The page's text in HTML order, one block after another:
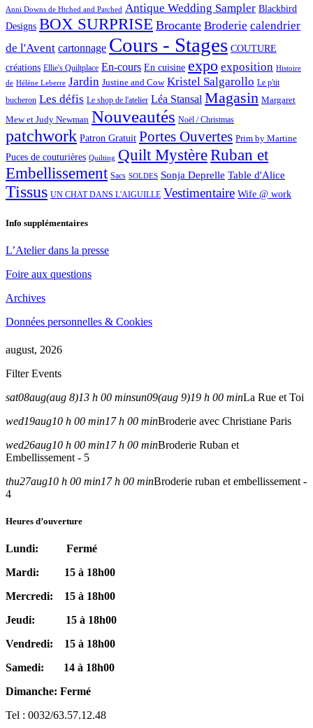
Anni Downs de Htched and Patched Antique Wedding Sampler Blackbird
Designs BOX SURPRISE Brocante Broderie calendrier
de l'Avent cartonnage Cours - Stages COUTURE
créations Ellie's Quiltplace En-cours En cuisine expo exposition Histoire
de Hélène Leberre Jardin Justine and Cow Kristel Salgarollo Le p'tit
bucheron Les défis Le shop de l'atelier Léa Stansal Magasin Margaret
Mew et Judy Newman Nouveautés Noël / Christmas
patchwork Patron Gratuit Portes Ouvertes Prim by Martine
Puces de couturières Quilting Quilt MystèreRuban et
Embellissement Sacs SOLDES Sonja Deprelle Table d'Alice
Tissus UN CHAT DANS L'AIGUILLE Vestimentaire Wife @ work
Info supplémentaires
L’Atelier dans la presse
Foire aux questions
Archives
Données personnelles & Cookies
august, 2026
Filter Events
sat08aug(aug 8)13 h 00 minsun09(aug 9)19 h 00 minLa Rue et Toi
wed19aug10 h 00 min17 h 00 minBroderie avec Christiane Paris
wed26aug10 h 00 min17 h 00 minBroderie Ruban et
Embellissement - 5
thu27aug10 h 00 min17 h 00 minBroderie ruban et embellissement -
4
Heures d’ouverture
Lundi: Fermé
Mardi: 15 à 18h00
Mercredi: 15 à 18h00
Jeudi: 15 à 18h00
Vendredi: 15 à 18h00
Samedi: 14 à 18h00
Dimanche: Fermé
Tel : 0032/63.57.12.48